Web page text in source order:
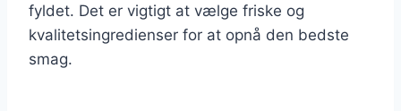
fyldet. Det er vigtigt at vælge friske og
kvalitetsingredienser for at opnå den bedste
smag.